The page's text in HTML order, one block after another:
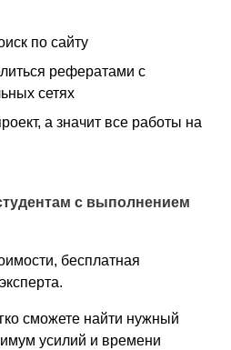
по сайту
рефератами с
сетях
а значит все работы на
с выполнением
бесплатная
сможете найти нужный
усилий и времени